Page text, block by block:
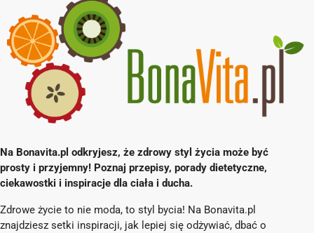
Na Bonavita.pl odkryjesz, że zdrowy styl życia może być
prosty i przyjemny! Poznaj przepisy, porady dietetyczne,
ciekawostki i inspiracje dla ciała i ducha.
Zdrowe życie to nie moda, to styl bycia! Na Bonavita.pl
znajdziesz setki inspiracji, jak lepiej się odżywiać, dbać o